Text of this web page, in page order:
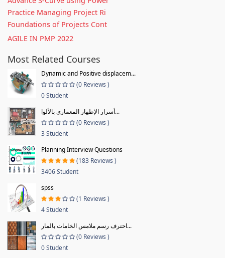
Practice Managing Project Ri
Foundations of Projects Cont
AGILE IN PMP 2022
Most Related Courses
Dynamic and Positive displacem...
(0 Reviews )
0 Student
أسرار الإظهار المعماري بالألوا...
(0 Reviews )
3 Student
Planning Interview Questions
(183 Reviews )
3406 Student
spss
(1 Reviews )
4 Student
احترف رسم ملامس الخامات بالمار...
(0 Reviews )
0 Student